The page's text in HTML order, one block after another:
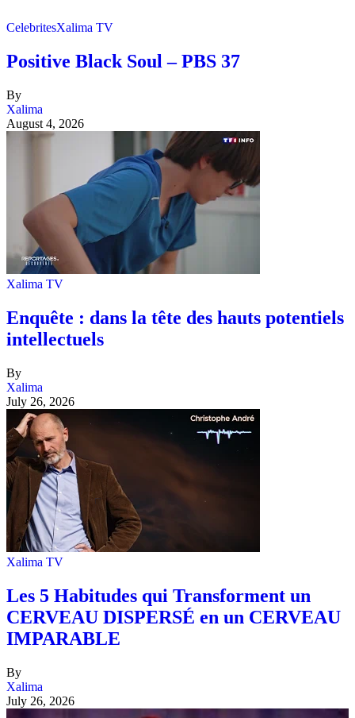
CelebritesXalima TV
Positive Black Soul – PBS 37
By
Xalima
August 4, 2026
Xalima TV
Enquête : dans la tête des hauts potentiels
intellectuels
By
Xalima
July 26, 2026
Xalima TV
Les 5 Habitudes qui Transforment un
CERVEAU DISPERSÉ en un CERVEAU
IMPARABLE
By
Xalima
July 26, 2026